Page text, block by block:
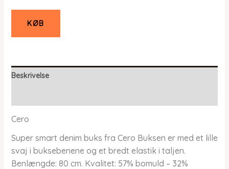
KØB
Beskrivelse
Cero
Super smart denim buks fra Cero Buksen er med et lille
svaj i buksebenene og et bredt elastik i taljen.
Benlængde: 80 cm. Kvalitet: 57% bomuld – 32%